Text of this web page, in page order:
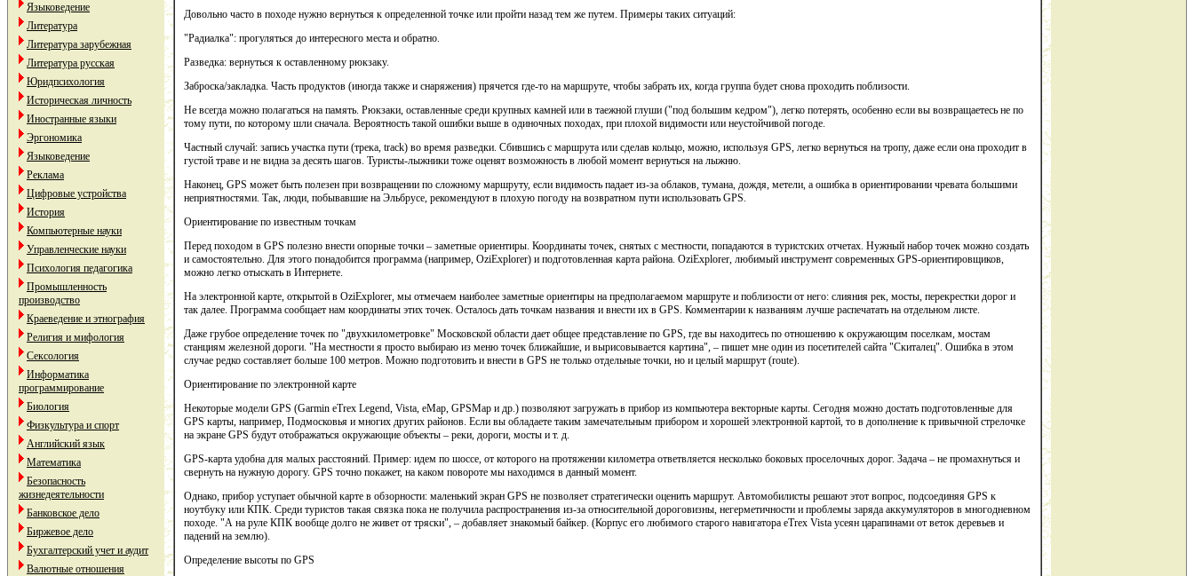
Языковедение
Литература
Литература зарубежная
Литература русская
Юридпсихология
Историческая личность
Иностранные языки
Эргономика
Языковедение
Реклама
Цифровые устройства
История
Компьютерные науки
Управленческие науки
Психология педагогика
Промышленность
производство
Краеведение и этнография
Религия и мифология
Сексология
Информатика
программирование
Биология
Физкультура и спорт
Английский язык
Математика
Безопасность
жизнедеятельности
Банковское дело
Биржевое дело
Бухгалтерский учет и аудит
Валютные отношения
Довольно часто в походе нужно вернуться к определенной точке или пройти назад тем же путем. Примеры таких ситуаций:
"Радиалка": прогуляться до интересного места и обратно.
Разведка: вернуться к оставленному рюкзаку.
Заброска/закладка. Часть продуктов (иногда также и снаряжения) прячется где-то на маршруте, чтобы забрать их, когда группа будет снова проходить поблизости.
Не всегда можно полагаться на память. Рюкзаки, оставленные среди крупных камней или в таежной глуши ("под большим кедром"), легко потерять, особенно если вы возвращаетесь не по
тому пути, по которому шли сначала. Вероятность такой ошибки выше в одиночных походах, при плохой видимости или неустойчивой погоде.
Частный случай: запись участка пути (трека, track) во время разведки. Сбившись с маршрута или сделав кольцо, можно, используя GPS, легко вернуться на тропу, даже если она проходит в
густой траве и не видна за десять шагов. Туристы-лыжники тоже оценят возможность в любой момент вернуться на лыжню.
Наконец, GPS может быть полезен при возвращении по сложному маршруту, если видимость падает из-за облаков, тумана, дождя, метели, а ошибка в ориентировании чревата большими
неприятностями. Так, люди, побывавшие на Эльбрусе, рекомендуют в плохую погоду на возвратном пути использовать GPS.
Ориентирование по известным точкам
Перед походом в GPS полезно внести опорные точки – заметные ориентиры. Координаты точек, снятых с местности, попадаются в туристских отчетах. Нужный набор точек можно создать
и самостоятельно. Для этого понадобится программа (например, OziExplorer) и подготовленная карта района. OziExplorer, любимый инструмент современных GPS-ориентировщиков,
можно легко отыскать в Интернете.
На электронной карте, открытой в OziExplorer, мы отмечаем наиболее заметные ориентиры на предполагаемом маршруте и поблизости от него: слияния рек, мосты, перекрестки дорог и
так далее. Программа сообщает нам координаты этих точек. Осталось дать точкам названия и внести их в GPS. Комментарии к названиям лучше распечатать на отдельном листе.
Даже грубое определение точек по "двухкилометровке" Московской области дает общее представление по GPS, где вы находитесь по отношению к окружающим поселкам, мостам
станциям железной дороги. "На местности я просто выбираю из меню точек ближайшие, и вырисовывается картина", – пишет мне один из посетителей сайта "Скиталец". Ошибка в этом
случае редко составляет больше 100 метров. Можно подготовить и внести в GPS не только отдельные точки, но и целый маршрут (route).
Ориентирование по электронной карте
Некоторые модели GPS (Garmin eTrex Legend, Vista, eMap, GPSMap и др.) позволяют загружать в прибор из компьютера векторные карты. Сегодня можно достать подготовленные для
GPS карты, например, Подмосковья и многих других районов. Если вы обладаете таким замечательным прибором и хорошей электронной картой, то в дополнение к привычной стрелочке
на экране GPS будут отображаться окружающие объекты – реки, дороги, мосты и т. д.
GPS-карта удобна для малых расстояний. Пример: идем по шоссе, от которого на протяжении километра ответвляется несколько боковых проселочных дорог. Задача – не промахнуться и
свернуть на нужную дорогу. GPS точно покажет, на каком повороте мы находимся в данный момент.
Однако, прибор уступает обычной карте в обзорности: маленький экран GPS не позволяет стратегически оценить маршрут. Автомобилисты решают этот вопрос, подсоединяя GPS к
ноутбуку или КПК. Среди туристов такая связка пока не получила распространения из-за относительной дороговизны, негерметичности и проблемы заряда аккумуляторов в многодневном
походе. "А на руле КПК вообще долго не живет от тряски", – добавляет знакомый байкер. (Корпус его любимого старого навигатора eTrex Vista усеян царапинами от веток деревьев и
падений на землю).
Определение высоты по GPS